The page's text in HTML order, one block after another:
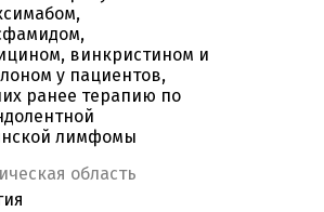
винкристином и
у пациентов,
ранее терапию по
лимфомы
область